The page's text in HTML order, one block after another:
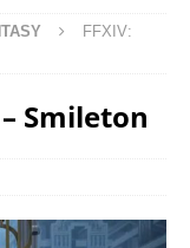
FFXIV:
Smileton